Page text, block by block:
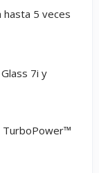
5 veces
7i y